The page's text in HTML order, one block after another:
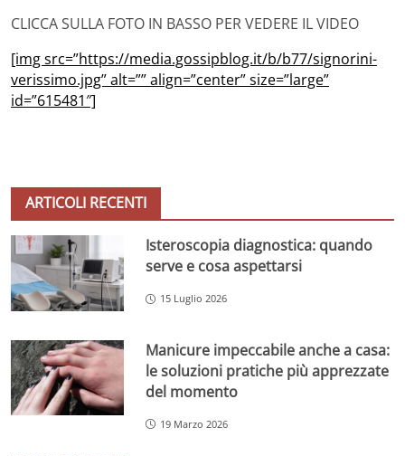
CLICCA SULLA FOTO IN BASSO PER VEDERE IL VIDEO
[img src=”https://media.gossipblog.it/b/b77/signorini-
verissimo.jpg” alt=”” align=”center” size=”large”
id=”615481″]
ARTICOLI RECENTI
Isteroscopia diagnostica: quando
serve e cosa aspettarsi
15 Luglio 2026
Manicure impeccabile anche a casa:
le soluzioni pratiche più apprezzate
del momento
19 Marzo 2026